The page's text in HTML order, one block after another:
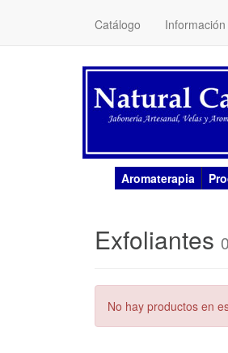
Catálogo Información
Aromaterapia
Exfoliantes
No hay productos en